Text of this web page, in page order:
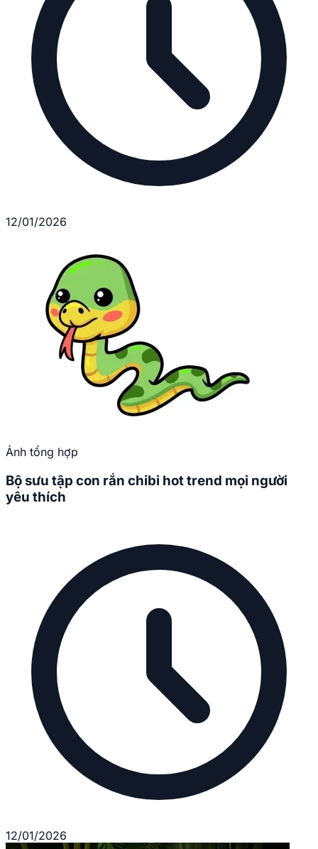
12/01/2026
Ảnh tổng hợp
Bộ sưu tập con rắn chibi hot trend mọi người
yêu thích
12/01/2026